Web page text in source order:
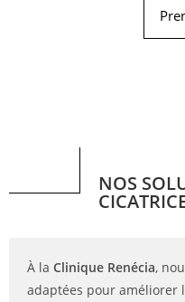
NOS
À la Clinique Renécia,
adaptées pour améliorer